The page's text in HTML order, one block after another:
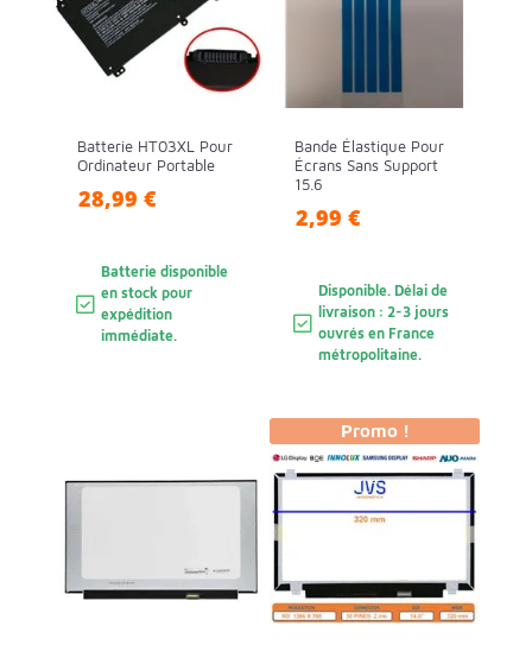
Batterie HT03XL Pour
Ordinateur Portable
28,99 €
Batterie disponible
en stock pour
expédition
immédiate.
Bande Élastique Pour
Écrans Sans Support
15.6
2,99 €
Disponible. Délai de
livraison : 2-3 jours
ouvrés en France
métropolitaine.
Promo !